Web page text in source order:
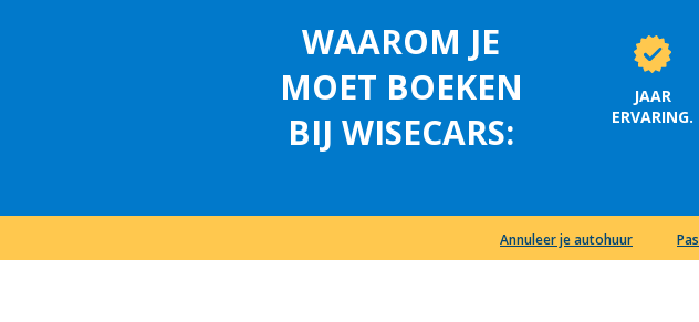
WAAROM JE
MOET BOEKEN
BIJ WISECARS:
JAAR
ERVARING.
Annuleer je autohuur